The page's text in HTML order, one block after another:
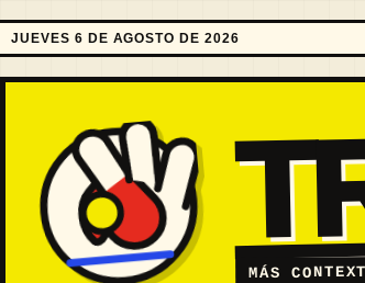
JUEVES 6 DE AGOSTO DE 2026
MÁS